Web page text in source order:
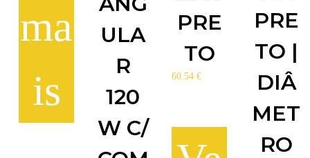
ma
is
ULA
R
120
W C/
PRE
TO
60.54€
PRE
TO |
DIÂ
MET
RO